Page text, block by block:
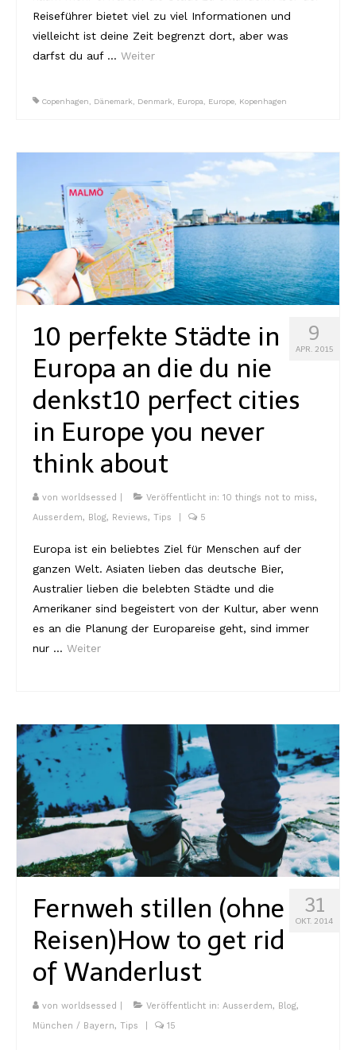
Reiseführer bietet viel zu viel Informationen und
vielleicht ist deine Zeit begrenzt dort, aber was
darfst du auf … Weiter
Copenhagen, Dänemark, Denmark, Europa, Europe, Kopenhagen
9
APR. 2015
10 perfekte Städte in
Europa an die du nie
denkst10 perfect cities
in Europe you never
think about
von worldsessed Veröffentlicht in: 10 things not to miss,
Ausserdem, Blog, Reviews, Tips 5
Europa ist ein beliebtes Ziel für Menschen auf der
ganzen Welt. Asiaten lieben das deutsche Bier,
Australier lieben die belebten Städte und die
Amerikaner sind begeistert von der Kultur, aber wenn
es an die Planung der Europareise geht, sind immer
nur … Weiter
31
OKT. 2014
Fernweh stillen (ohne
Reisen)How to get rid
of Wanderlust
von worldsessed Veröffentlicht in: Ausserdem, Blog,
München / Bayern, Tips 15